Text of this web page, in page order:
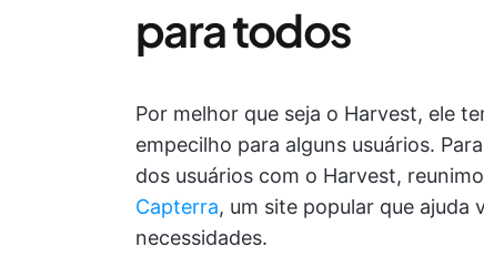
para todos
Por melhor que seja o Harvest, ele
empecilho para alguns usuários.
dos usuários com o Harvest,
Capterra, um site popular que
necessidades.